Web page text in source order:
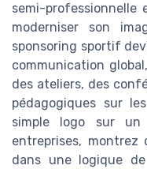
semi-
moderniser son
sponsoring sportif
communication
des ateliers, des
pédagogiques sur
simple logo sur un
entreprises, montrez
dans une logique